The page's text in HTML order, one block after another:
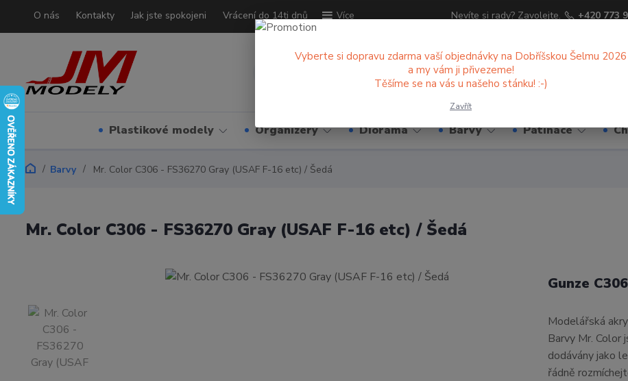
O nás Kontakty Jak jste spokojeni Vrácení do 14ti dnů Více Nevíte si rady? Zavolejte. +420 773
Plastikové modely Organizéry Diorama Barvy Patinace
Barvy Mr. Color C306 - FS36270 Gray (USAF F-16 etc) / Šedá
Mr. Color C306 - FS36270 Gray (USAF F-16 etc) / Šedá
Gunze C306
Modelářská
Barvy Mr. Color
dodávány jako
řádně
Vyberte si dopravu zdarma vaší objednávky na Dobříšskou Šelmu 2026
a my vám ji přivezeme!
Těšíme se na vás u našeho stánku! :-)
Zavřít